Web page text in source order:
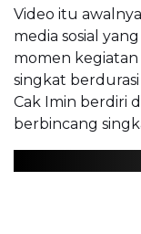
Video itu
media sosial
momen
singkat
Cak Imin berdiri
berbincang